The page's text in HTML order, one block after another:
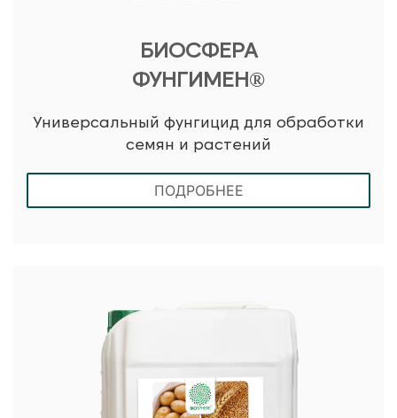
БИОСФЕРА
ФУНГИМЕН®
Универсальный фунгицид для обработки
семян и растений
ПОДРОБНЕЕ